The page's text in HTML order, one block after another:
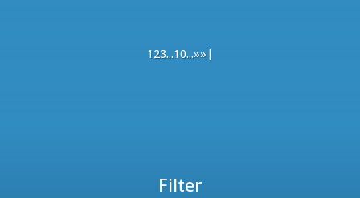
123...10...»»|
Filter